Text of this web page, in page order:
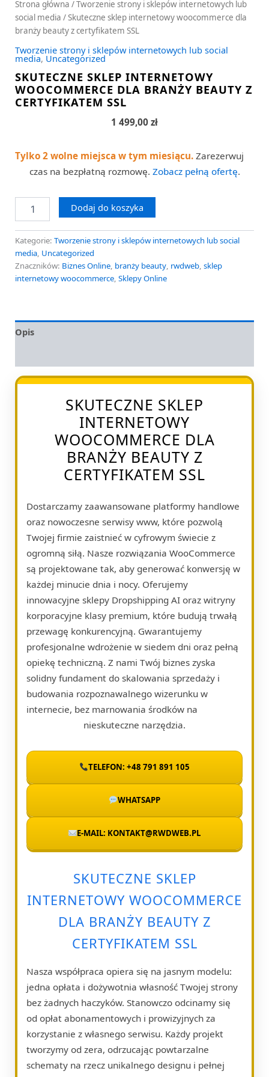
Strona główna /Tworzenie strony i sklepów internetowych lub
social media / Skuteczne sklep internetowy woocommerce dla
branży beauty z certyfikatem SSL
Tworzenie strony i sklepów internetowych lub social
media, Uncategorized
SKUTECZNE SKLEP INTERNETOWY
WOOCOMMERCE DLA BRANŻY BEAUTY Z
CERTYFIKATEM SSL
1 499,00 zł
Tylko 2 wolne miejsca w tym miesiącu. Zarezerwuj
czas na bezpłatną rozmowę. Zobacz pełną ofertę.
Dodaj do koszyka
Kategorie: Tworzenie strony i sklepów internetowych lub social
media, Uncategorized
Znaczników: Biznes Online, branży beauty, rwdweb, sklep
internetowy woocommerce, Sklepy Online
Opis
SKUTECZNE SKLEP
INTERNETOWY
WOOCOMMERCE DLA
BRANŻY BEAUTY Z
CERTYFIKATEM SSL
Dostarczamy zaawansowane platformy handlowe
oraz nowoczesne serwisy www, które pozwolą
Twojej firmie zaistnieć w cyfrowym świecie z
ogromną siłą. Nasze rozwiązania WooCommerce
są projektowane tak, aby generować konwersję w
każdej minucie dnia i nocy. Oferujemy
innowacyjne sklepy Dropshipping AI oraz witryny
korporacyjne klasy premium, które budują trwałą
przewagę konkurencyjną. Gwarantujemy
profesjonalne wdrożenie w siedem dni oraz pełną
opiekę techniczną. Z nami Twój biznes zyska
solidny fundament do skalowania sprzedaży i
budowania rozpoznawalnego wizerunku w
internecie, bez marnowania środków na
nieskuteczne narzędzia.
TELEFON: +48 791 891 105
WHATSAPP
E-MAIL: KONTAKT@RWDWEB.PL
SKUTECZNE SKLEP
INTERNETOWY WOOCOMMERCE
DLA BRANŻY BEAUTY Z
CERTYFIKATEM SSL
Nasza współpraca opiera się na jasnym modelu:
jedna opłata i dożywotnia własność Twojej strony
bez żadnych haczyków. Stanowczo odcinamy się
od opłat abonamentowych i prowizyjnych za
korzystanie z własnego serwisu. Każdy projekt
tworzymy od zera, odrzucając powtarzalne
schematy na rzecz unikalnego designu i pełnej